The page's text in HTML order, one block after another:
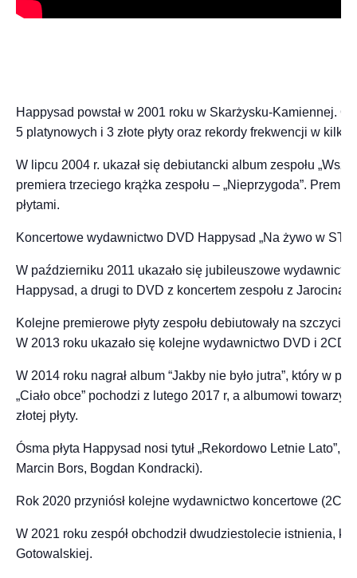
Happysad powstał w 2001 roku w Skarżysku-Kamiennej.
5 platynowych i 3 złote płyty oraz rekordy frekwencji w
W lipcu 2004 r. ukazał się debiutancki album zespołu
premiera trzeciego krążka zespołu – „Nieprzygoda”.
płytami.
Koncertowe wydawnictwo DVD Happysad „Na żywo w
W październiku 2011 ukazało się jubileuszowe
Happysad, a drugi to DVD z koncertem zespołu z Jarocina
Kolejne premierowe płyty zespołu debiutowały na szczycie
W 2013 roku ukazało się kolejne wydawnictwo DVD i 2CD
W 2014 roku nagrał album “Jakby nie było jutra”, który w
„Ciało obce” pochodzi z lutego 2017 r, a albumowi
złotej płyty.
Ósma płyta Happysad nosi tytuł „Rekordowo Letnie Lato”,
Marcin Bors, Bogdan Kondracki).
Rok 2020 przyniósł kolejne wydawnictwo koncertowe
W 2021 roku zespół obchodził dwudziestolecie istnienia,
Gotowalskiej.